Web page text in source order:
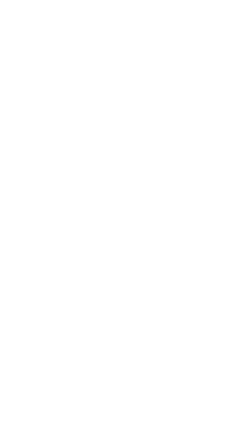
desarrollo de nuestro país.
pueblo a vivir, gracias a eventos
Han sido dos años muy
como las pymes y
Palmera es uno de los municipios
de sus habitantes, hecho que
de identidad. Un pueblo que ha
creando empleo, que es lo
contribuyendo así a que siga